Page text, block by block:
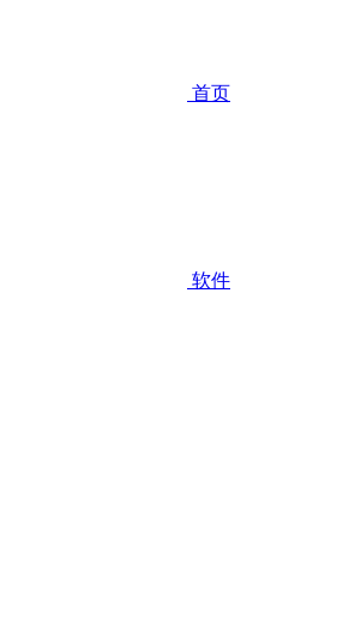
首页
软件